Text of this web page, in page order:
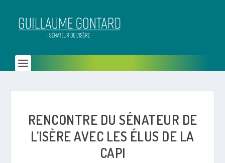
RENCONTRE DU SÉNATEUR DE
L’ISÈRE AVEC LES ÉLUS DE LA
CAPI